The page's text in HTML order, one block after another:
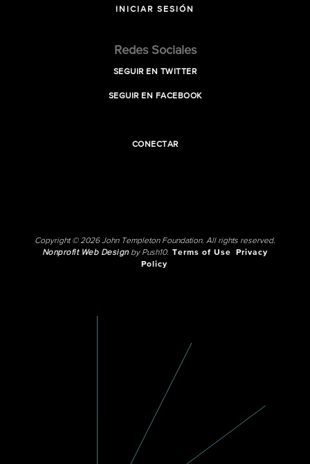
INICIAR SESIÓN
Redes Sociales
SEGUIR EN TWITTER
SEGUIR EN FACEBOOK
CONECTAR
Copyright © 2026 John Templeton Foundation. All rights reserved.
Nonprofit Web Designby Push10. Terms of Use
Privacy
Policy